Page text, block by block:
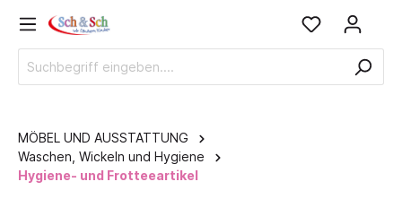
MÖBEL UND AUSSTATTUNG
Waschen, Wickeln und Hygiene
Hygiene- und Frotteeartikel